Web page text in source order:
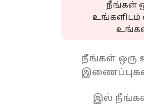
நீங்கள்
உங்களிடம்
நீங்கள் ஒரு
இல்